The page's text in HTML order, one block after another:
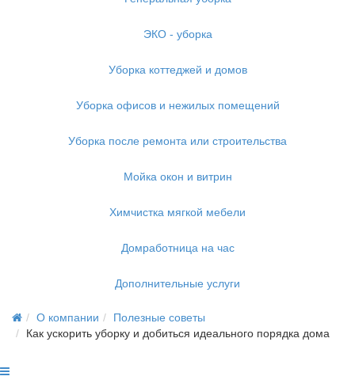
ЭКО - уборка
Уборка коттеджей и домов
Уборка офисов и нежилых помещений
Уборка после ремонта или строительства
Мойка окон и витрин
Химчистка мягкой мебели
Домработница на час
Дополнительные услуги
О компании
Полезные советы
Как ускорить уборку и добиться идеального порядка дома